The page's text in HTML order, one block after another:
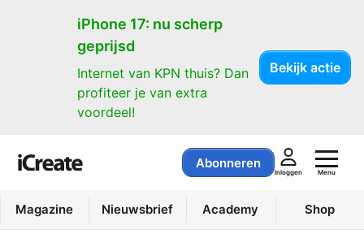
iPhone 17: nu scherp
geprijsd
Internet van KPN thuis? Dan
profiteer je van extra
voordeel!
Bekijk actie
Abonneren
Inloggen Menu
Magazine Nieuwsbrief Academy Shop